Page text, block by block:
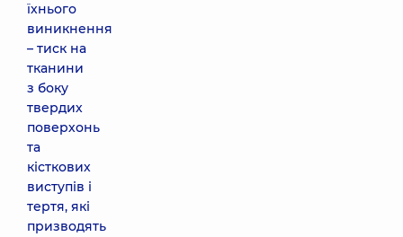
їхнього
виникнення
– тиск на
тканини
з боку
твердих
поверхонь
та
кісткових
виступів і
тертя, які
призводять